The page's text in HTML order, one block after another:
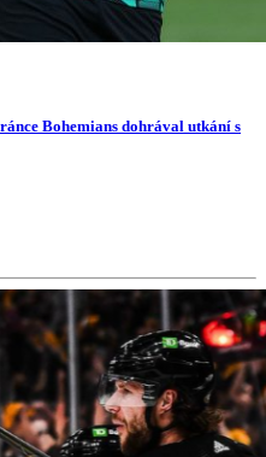
Bohemians dohrával utkání s